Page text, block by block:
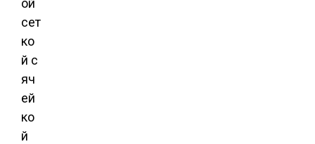
ой
сет
ко
й с
яч
ей
ко
й